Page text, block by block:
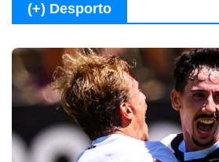
(+) Desporto